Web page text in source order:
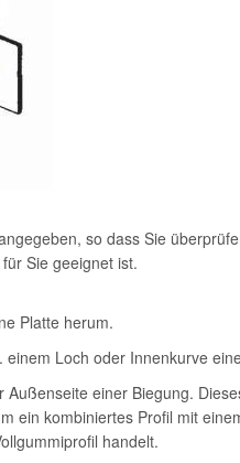
so dass Sie
Sie geeignet ist.
Platte herum.
einem Loch oder Innenkurve
Außenseite einer Biegung.
ein kombiniertes Profil mit
handelt.